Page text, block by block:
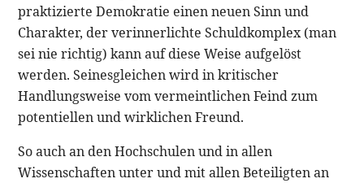
praktizierte Demokratie einen neuen Sinn und
Charakter, der verinnerlichte Schuldkomplex (man
sei nie richtig) kann auf diese Weise aufgelöst
werden. Seinesgleichen wird in kritischer
Handlungsweise vom vermeintlichen Feind zum
potentiellen und wirklichen Freund.
So auch an den Hochschulen und in allen
Wissenschaften unter und mit allen Beteiligten an